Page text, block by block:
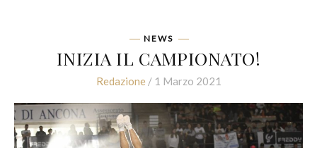
NEWS
INIZIA IL CAMPIONATO!
Redazione/ 1 Marzo 2021